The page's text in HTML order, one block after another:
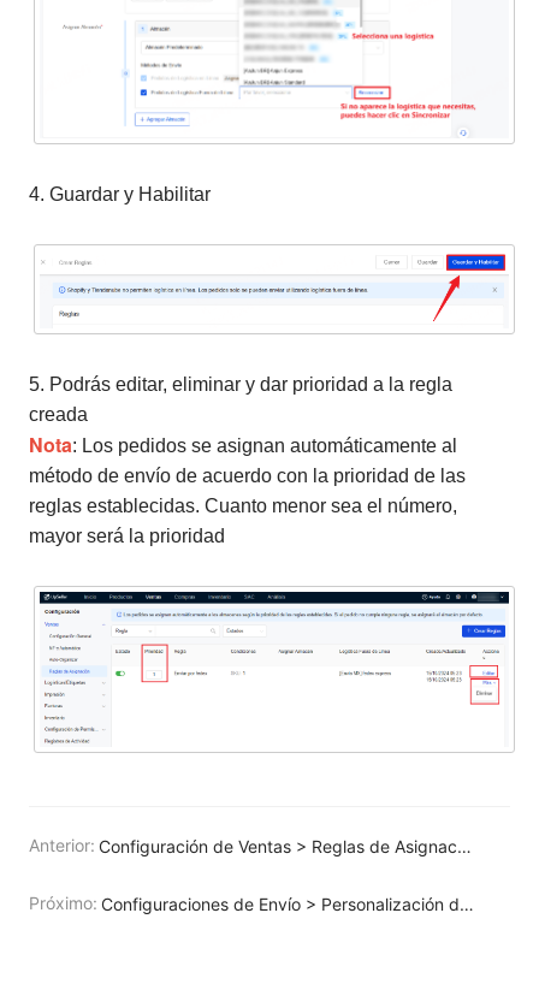
4. Guardar y Habilitar
5. Podrás editar, eliminar y dar prioridad a la regla
creada
Nota: Los pedidos se asignan automáticamente al
método de envío de acuerdo con la prioridad de las
reglas establecidas. Cuanto menor sea el número,
mayor será la prioridad
Anterior: Configuración de Ventas > Reglas de Asignación de Almacén
Próximo: Configuraciones de Envío > Personalización de Etiquetas para AliExpress